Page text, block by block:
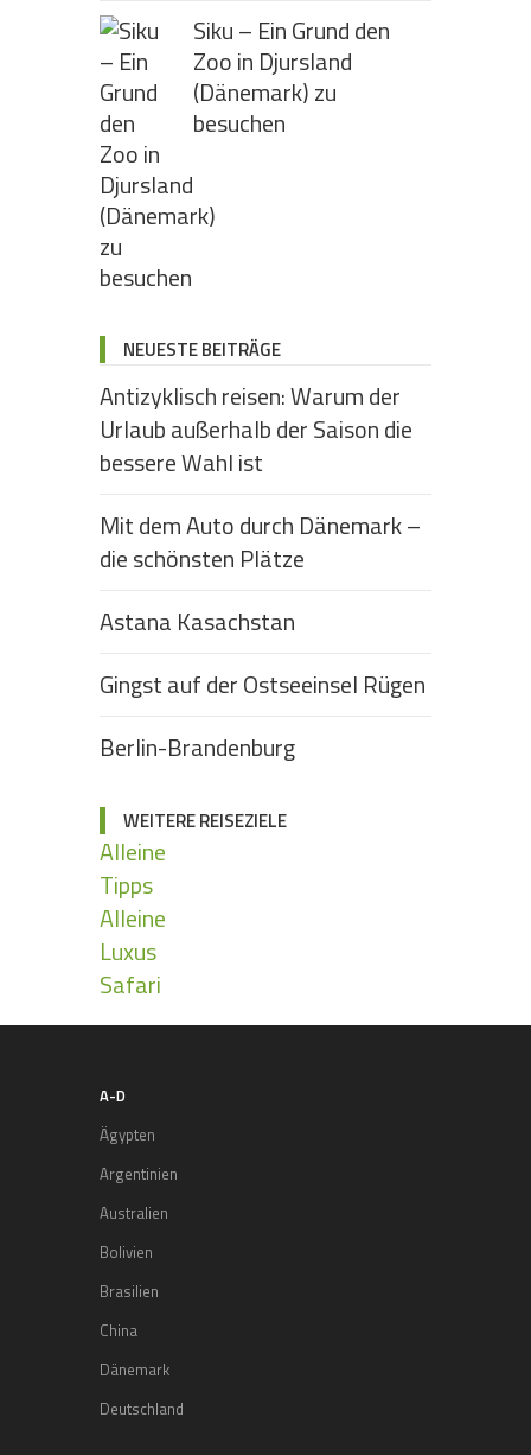
Siku – Ein Grund den
Zoo in Djursland
(Dänemark) zu
besuchen
NEUESTE BEITRÄGE
Antizyklisch reisen: Warum der
Urlaub außerhalb der Saison die
bessere Wahl ist
Mit dem Auto durch Dänemark –
die schönsten Plätze
Astana Kasachstan
Gingst auf der Ostseeinsel Rügen
Berlin-Brandenburg
WEITERE REISEZIELE
Alleine
Tipps
Alleine
Luxus
Safari
A-D
Ägypten
Argentinien
Australien
Bolivien
Brasilien
China
Dänemark
Deutschland